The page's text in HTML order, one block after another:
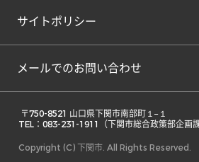
サイトポリシー
メールでのお問い合わせ
TEL：083-231-1911（下関市総合政策部企画
Copyright (C) 下関市. All Rights Reserved.